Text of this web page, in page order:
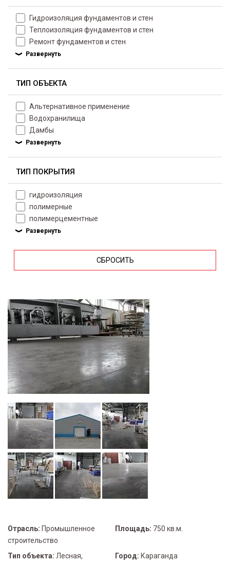
Гидроизоляция фундаментов и стен
Теплоизоляция фундаментов и стен
Ремонт фундаментов и стен
ТИП ОБЪЕКТА
Альтернативное применение
Водохранилища
Дамбы
ТИП ПОКРЫТИЯ
гидроизоляция
полимерные
полимерцементные
СБРОСИТЬ
Отрасль: Промышленное
строительство
Площадь: 750 кв.м.
Тип объекта: Лесная,
Город: Караганда